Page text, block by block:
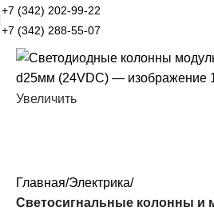
+7 (342) 202-99-22
+7 (342) 288-55-07
Увеличить
Главная Электрика
Светосигнальные колонны и